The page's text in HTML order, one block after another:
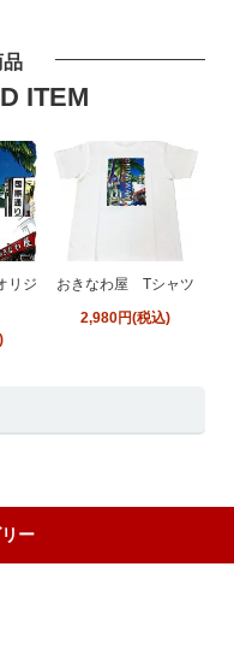
品
ITEM
リジ
おきなわ屋 Tシャツ
2,980円(税込)
ー